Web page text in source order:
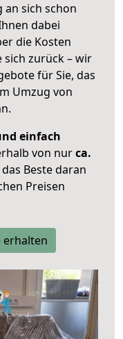
an sich schon
dabei
die Kosten
sich zurück – wir
für Sie, das
Umzug von
einfach
von nurca.
Beste daran
Preisen
erhalten